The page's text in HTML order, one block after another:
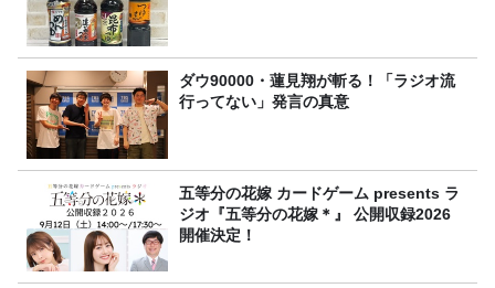
ダウ90000・蓮見翔が斬る！「ラジオ流
行ってない」発言の真意
五等分の花嫁 カードゲーム presents ラ
ジオ『五等分の花嫁＊』 公開収録2026
開催決定！